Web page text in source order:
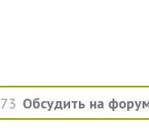
73 Обсудить на